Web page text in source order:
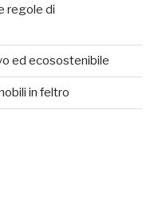
regole di
ed ecosostenibile
in feltro